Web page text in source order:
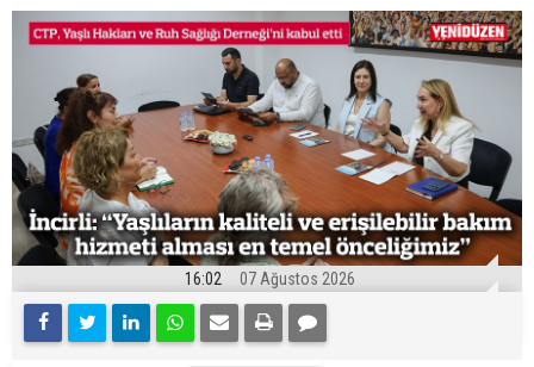
16:02 07 Ağustos 2026